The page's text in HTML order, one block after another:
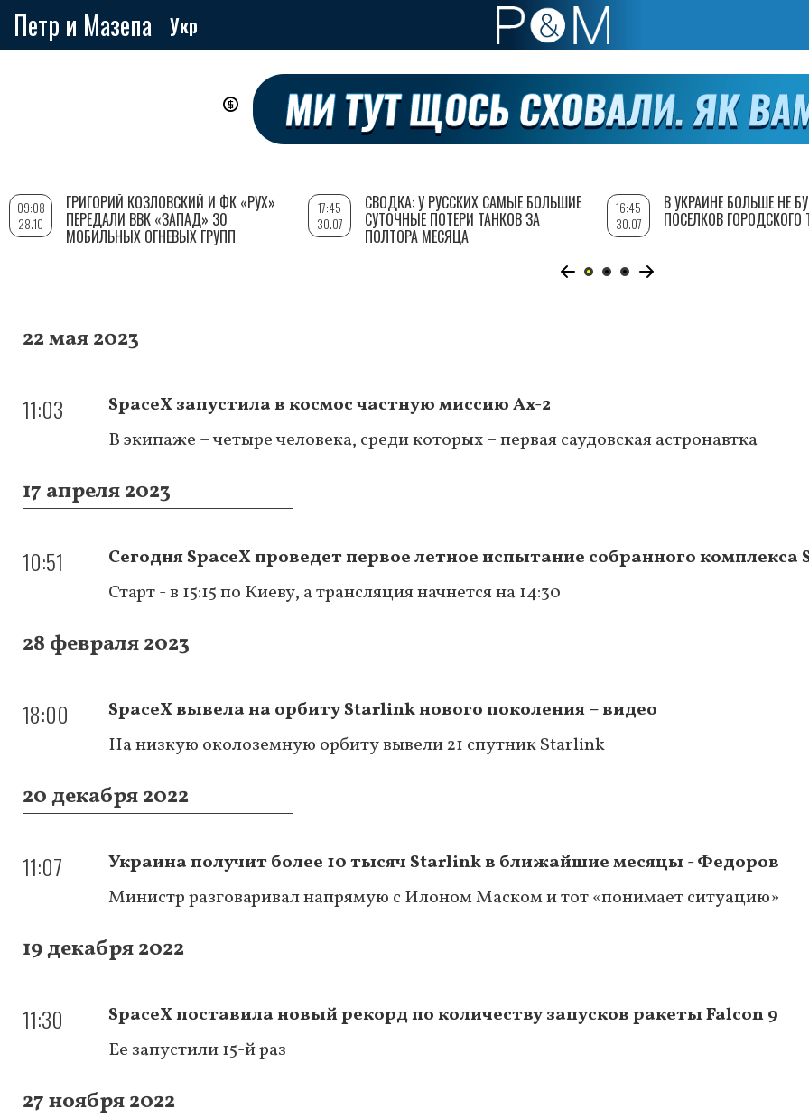
Петр и Мазепа Укр
22 мая 2023
11:03
SpaceX запустила в космос частную миссию Ax-2
В экипаже – четыре человека, среди которых – первая саудовская астронавтка
17 апреля 2023
10:51
Сегодня SpaceX проведет первое летное испытание собранного комплекса
Старт - в 15:15 по Киеву, а трансляция начнется на 14:30
28 февраля 2023
18:00
SpaceX вывела на орбиту Starlink нового поколения – видео
На низкую околоземную орбиту вывели 21 спутник Starlink
20 декабря 2022
11:07
Украина получит более 10 тысяч Starlink в ближайшие месяцы - Федоров
Министр разговаривал напрямую с Илоном Маском и тот «понимает ситуацию»
19 декабря 2022
11:30
SpaceX поставила новый рекорд по количеству запусков ракеты Falcon 9
Ее запустили 15-й раз
27 ноября 2022
09:08
28.10
ГРИГОРИЙ КОЗЛОВСКИЙ И ФК «РУХ»
ПЕРЕДАЛИ ВВК «ЗАПАД» 30
МОБИЛЬНЫХ ОГНЕВЫХ ГРУПП
17:45
30.07
СВОДКА: У РУССКИХ САМЫЕ БОЛЬШИЕ
СУТОЧНЫЕ ПОТЕРИ ТАНКОВ ЗА
ПОЛТОРА МЕСЯЦА
16:45
30.07
В УКРАИНЕ БОЛЬШЕ НЕ
ПОСЕЛКОВ ГОРОДСКОГО